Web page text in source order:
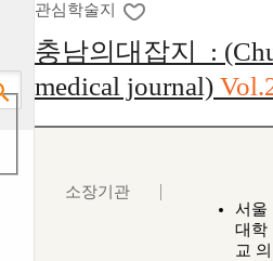
관심학술지
충남의대잡지 :
medical journal)
소장기관
서울
대학
교 의